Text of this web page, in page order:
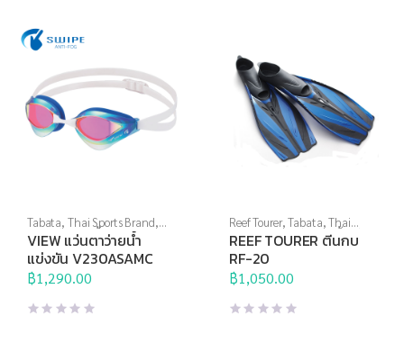
Tabata, Thai Sports Brand,
View,กีฬาทางน้ำ,แว่นตาว่าย
น้ำ,แว่นตาว่ายน้ำแข่งขัน
VIEW แว่นตาว่ายน้ำ
แข่งขัน V230ASAMC
฿1,290.00
Reef Tourer,Tabata,Thai
Sports Brand,กีฬาทางน้ำ, ตีน
กบ,อุปกรณ์ดำน้ำ
REEF TOURER ตีนกบ
RF-20
฿1,050.00